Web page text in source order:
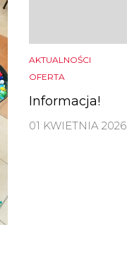
AKTUALNOŚCI
OFERTA
Informacja!
01 KWIETNIA 2026